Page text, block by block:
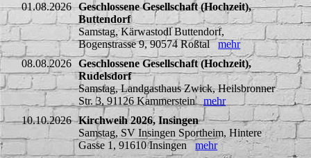
01.08.2026 Geschlossene Gesellschaft (Hochzeit),
Buttendorf
Samstag, Kärwastodl Buttendorf,
Bogenstrasse 9, 90574 Roßtalmehr
08.08.2026
Geschlossene Gesellschaft (Hochzeit),
Rudelsdorf
Samstag, Landgasthaus Zwick, Heilsbronner
Str. 3, 91126 Kammersteinmehr
10.10.2026 Kirchweih 2026, Insingen
Samstag, SV Insingen Sportheim, Hintere
Gasse 1, 91610 Insingenmehr